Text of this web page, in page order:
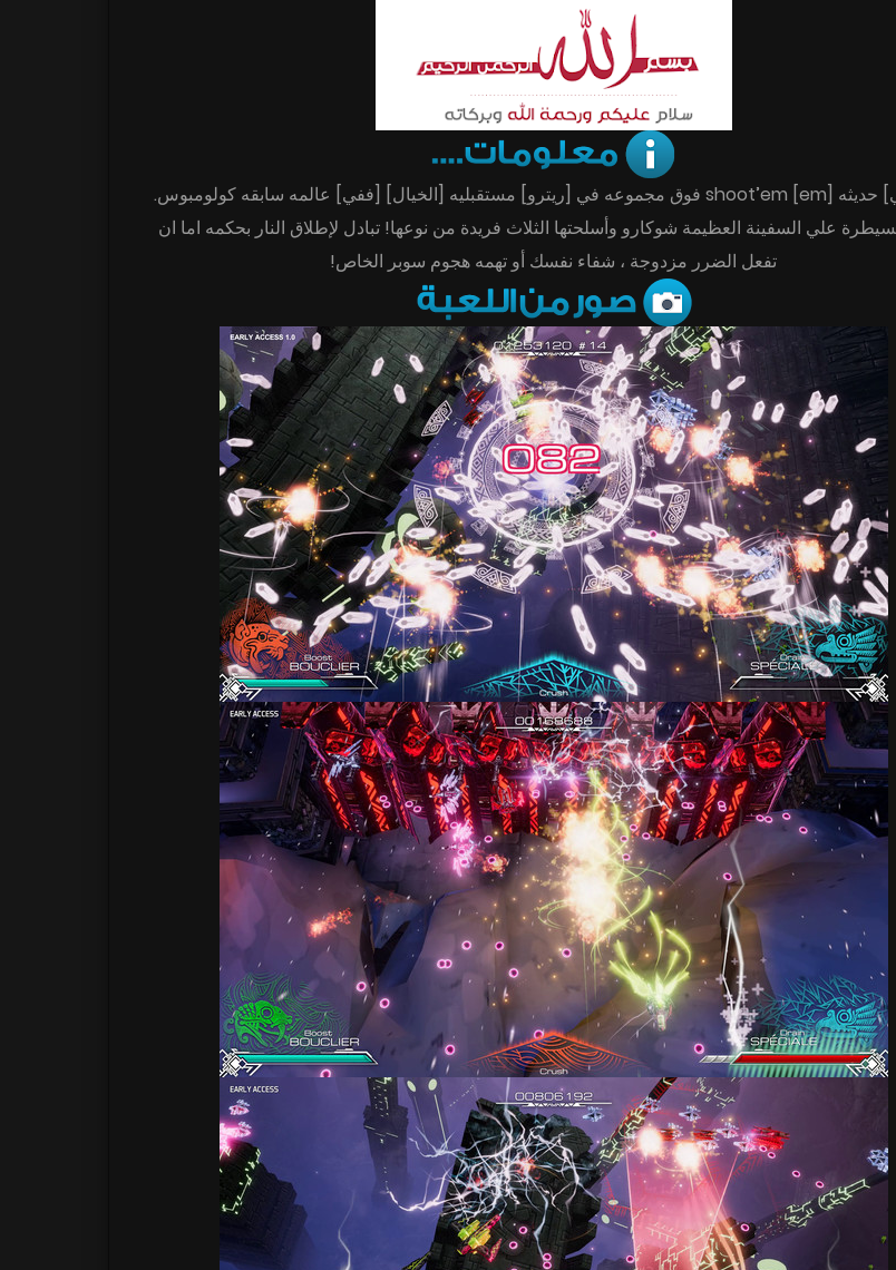
[بورومي] حديثه shoot’em [em] فوق مجموعه في [ريترو] مستقبليه [الخيال] [ففي] عالمه سابقه كولومبوس.
علي السفينة العظيمة شوكارو وأسلحتها الثلاث فريدة من نوعها! تبادل لإطلاق النار بحكمه اما ان
تفعل الضرر مزدوجة ، شفاء نفسك أو تهمه هجوم سوبر الخاص!